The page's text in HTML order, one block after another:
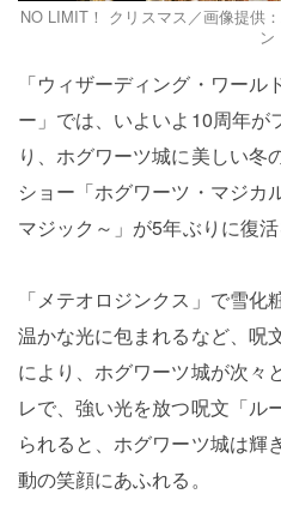
NO LIMIT！ クリスマス／画像提供
ン
「ウィザーディング・ワー
ー」では、いよいよ10周年が
り、ホグワーツ城に美しい冬
ショー「ホグワーツ・マジカ
マジック～」が5年ぶりに復活
「メテオロジンクス」で雪
温かな光に包まれるなど、呪
により、ホグワーツ城が次々
レで、強い光を放つ呪文「ル
られると、ホグワーツ城は輝
動の笑顔にあふれる。